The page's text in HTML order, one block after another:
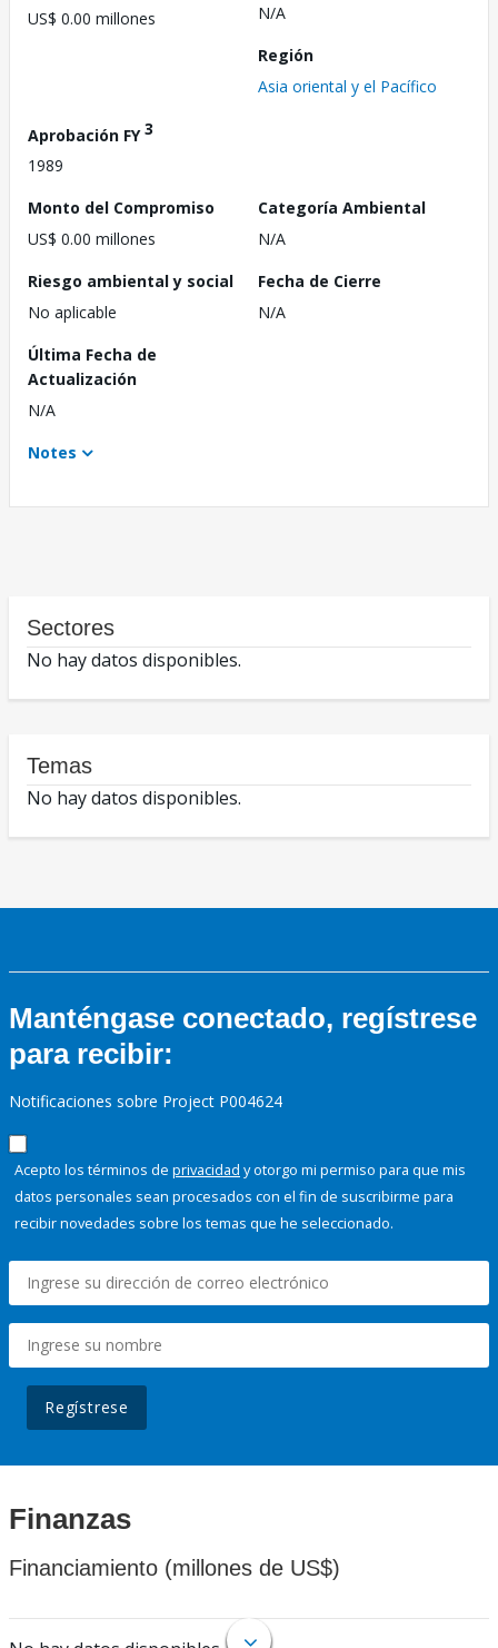
US$ 0.00 millones
N/A
Región
Asia oriental y el Pacífico
Aprobación FY3
1989
Monto del Compromiso
US$ 0.00 millones
Categoría Ambiental
N/A
Riesgo ambiental y social
No aplicable
Fecha de Cierre
N/A
Última Fecha de
Actualización
N/A
Notes
Sectores
No hay datos disponibles.
Temas
No hay datos disponibles.
Manténgase conectado, regístrese
para recibir:
Notificaciones sobre Project P004624
Acepto los términos de privacidad y otorgo mi permiso para que mis
datos personales sean procesados con el fin de suscribirme para
recibir novedades sobre los temas que he seleccionado.
Regístrese
Finanzas
Financiamiento (millones de US$)